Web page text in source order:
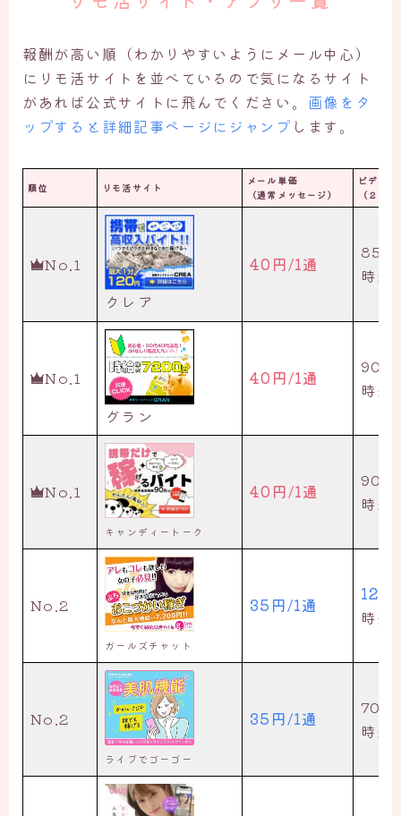
報酬が高い順（わかりやすいようにメール中心）
にリモ活サイトを並べているので気になるサイト
があれば公式サイトに飛んでください。 画像をタ
ップすると詳細記事ページにジャンプ します。
順位 リモ活サイト
メール単価
（通常メッセージ）
ビデオ
（２シ
No.1
クレア
40円/1通
85
時給
No.1
グラン
40円/1通
90
時給
No.1
キャンディートーク
40円/1通
90
時給
No.2
ガールズチャット
35円/1通
120
時給
No.2
ライブでゴーゴー
35円/1通
70
時